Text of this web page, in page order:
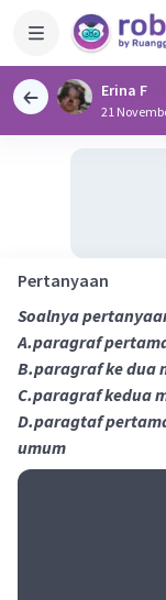
Erina F
21
Pertanyaan
Soalnya
A.paragraf
B.paragraf ke dua
C.paragraf kedua
D.paragtaf
umum